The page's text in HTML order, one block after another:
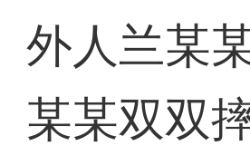
外人兰某
某某双双